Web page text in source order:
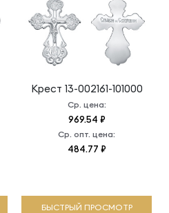
Крест 13-002161-101000
Ср. цена:
969.54 ₽
Ср. опт. цена:
484.77 ₽
БЫСТРЫЙ ПРОСМОТР